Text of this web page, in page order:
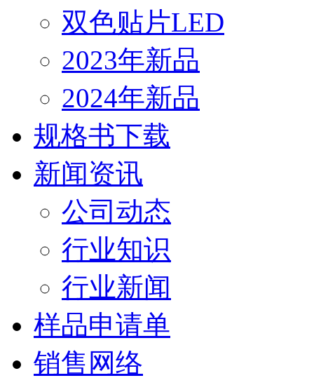
双色贴片LED
2023年新品
2024年新品
规格书下载
新闻资讯
公司动态
行业知识
行业新闻
样品申请单
销售网络